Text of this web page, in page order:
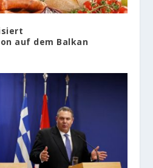
auf dem Balkan